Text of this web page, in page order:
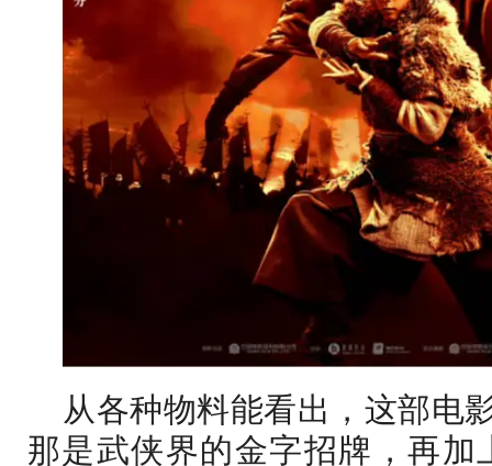
从各种物料能看出，这部电
那是武侠界的金字招牌，再